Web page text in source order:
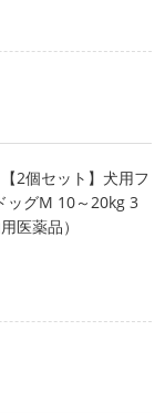
2個セット】犬用フ
ッグM 10～20kg 3
医薬品）